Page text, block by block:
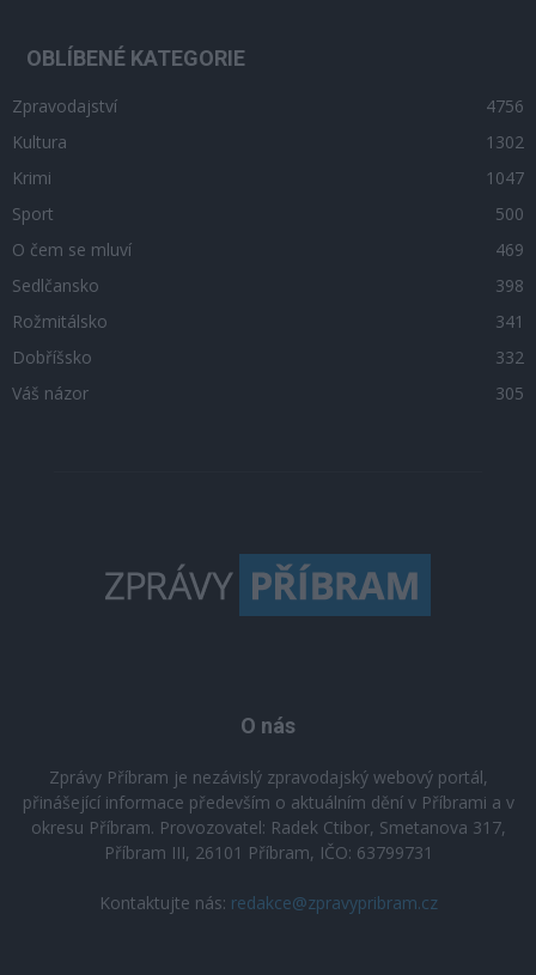
OBLÍBENÉ KATEGORIE
Zpravodajství
4756
Kultura
1302
Krimi
1047
Sport
500
O čem se mluví
469
Sedlčansko
398
Rožmitálsko
341
Dobříšsko
332
Váš názor
305
O nás
Zprávy Příbram je nezávislý zpravodajský webový portál,
přinášející informace především o aktuálním dění v Příbrami a v
okresu Příbram. Provozovatel: Radek Ctibor, Smetanova 317,
Příbram III, 26101 Příbram, IČO: 63799731
Kontaktujte nás: redakce@zpravypribram.cz